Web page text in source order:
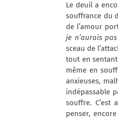
Le deuil a
souffrance du
de l’amour
je n’aurais
sceau de
tout en
même en
anxieuses,
indépassable
souffre. C’est
penser,